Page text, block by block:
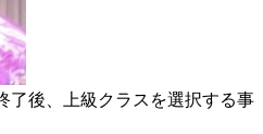
後、上級クラスを選択する事